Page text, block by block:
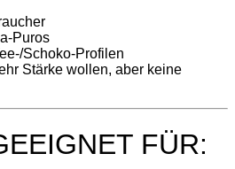
Puros
Schoko-Profilen
Stärke wollen, aber keine
FÜR: